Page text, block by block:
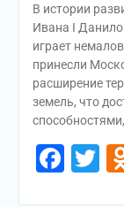
В истории
Ивана I
играет
принесли
расширение
земель, что